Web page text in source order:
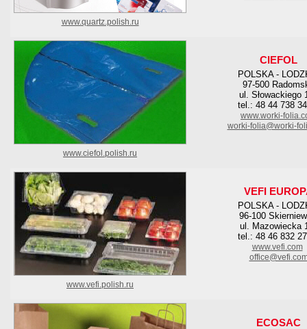
www.quartz.polish.ru
CIEFOL
POLSKA -
97-500
ul. Słowackiego
tel.: 48 44 738
www.worki-
worki-folia@worki-
www.ciefol.polish.ru
VEFI
POLSKA -
96-100
ul. Mazowiecka
tel.: 48 46 832
www.vefi.com
www.vefi.polish.ru
ECOSAC